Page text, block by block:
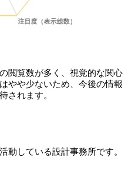
閲覧数が多く、視覚的な関心
やや少ないため、今後の情報
されます。
している設計事務所です。